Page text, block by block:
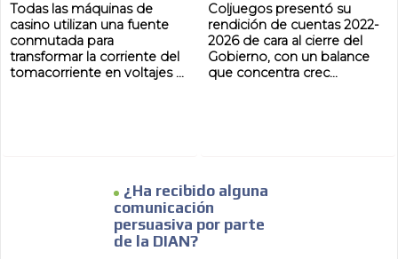
Todas las máquinas de
casino utilizan una fuente
conmutada para
transformar la corriente del
tomacorriente en voltajes ...
Coljuegos presentó su
rendición de cuentas 2022-
2026 de cara al cierre del
Gobierno, con un balance
que concentra crec...
¿Ha recibido alguna
comunicación
persuasiva por parte
de la DIAN?